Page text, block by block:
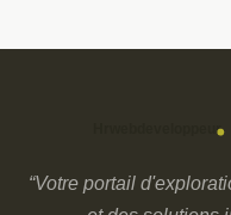
“Votre portail